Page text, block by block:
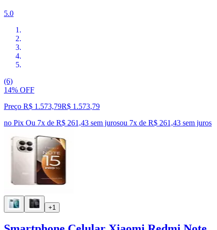
5.0
(6)
14% OFF
Preço R$ 1.573,79R$ 1.573,79
no Pix Ou 7x de R$ 261,43 sem jurosou 7x de R$ 261,43 sem juros
+1